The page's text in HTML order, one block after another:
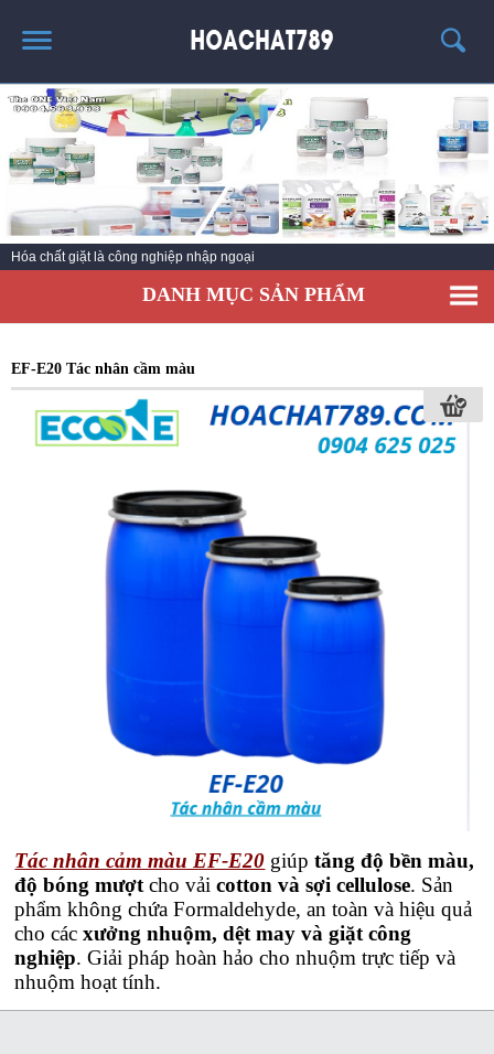
TRANG CHỦ
SẢN PHẨM HÓT
THÔNG TIN VỀ HÓA CHẤT
TIN TỨC
SẢN PHẨM
Hóa chất giặt là công nghiệp nhập ngoại
DANH MỤC SẢN PHẨM
EF-E20 Tác nhân cầm màu
Tác nhân cảm màu EF-E20 giúptăng độ bền màu,
độ bóng mượt cho vải cotton và sợi cellulose. Sản
phẩm không chứa Formaldehyde, an toàn và hiệu quả
cho cácxưởng nhuộm, dệt may và giặt công
nghiệp. Giải pháp hoàn hảo cho nhuộm trực tiếp và
nhuộm hoạt tính.